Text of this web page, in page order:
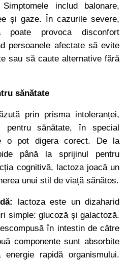
includ balonare,
și gaze. În cazurile severe,
poate provoca disconfort
persoanele afectate să evite
sau să caute alternative fără
sănătate
prin prisma intoleranței,
pentru sănătate, în special
o pot digera corect. De la
până la sprijinul pentru
cognitivă, lactoza joacă un
unui stil de viață sănătos.
lactoza este un dizaharid
simple: glucoză și galactoză.
în intestin de către
componente sunt absorbite
rapidă organismului.